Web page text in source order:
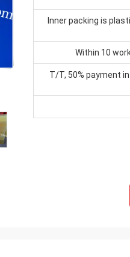
Inner packing is
Within 10
T/T, 50% payment